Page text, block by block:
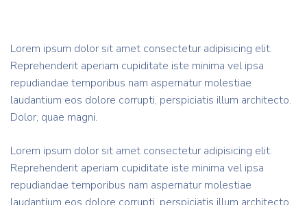
Lorem ipsum dolor sit amet consectetur adipisicing elit.
Reprehenderit aperiam cupiditate iste minima vel ipsa
repudiandae temporibus nam aspernatur molestiae
laudantium eos dolore corrupti, perspiciatis illum architecto.
Dolor, quae magni.
Lorem ipsum dolor sit amet consectetur adipisicing elit.
Reprehenderit aperiam cupiditate iste minima vel ipsa
repudiandae temporibus nam aspernatur molestiae